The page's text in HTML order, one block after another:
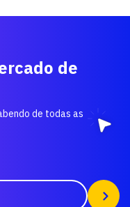
de
de todas as